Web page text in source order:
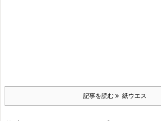
記事を読む 紙ウエス